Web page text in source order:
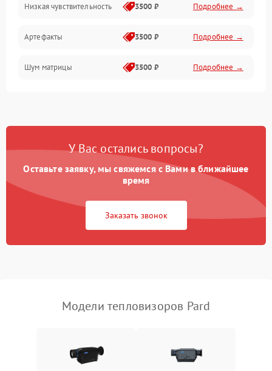
Измерения
Матрица
Проблемы питания
Проблемы с объективом
Низкая чувствительность 3500 ₽ Подробнее →
Артефакты 3500 ₽ Подробнее →
Шум матрицы 3500 ₽ Подробнее →
У Вас остались вопросы?
Оставьте заявку, мы свяжемся с Вами в ближайшее
время
Заказать звонок
Модели тепловизоров Pard